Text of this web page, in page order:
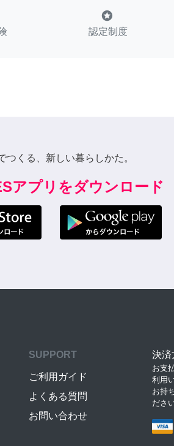
stars
認定制度
つくる、新しい暮らしかた。
アプリをダウンロード
SUPPORT
ご利用ガイド
よくある質問
お問い合わせ
決済
お支
利用
お持
ださい